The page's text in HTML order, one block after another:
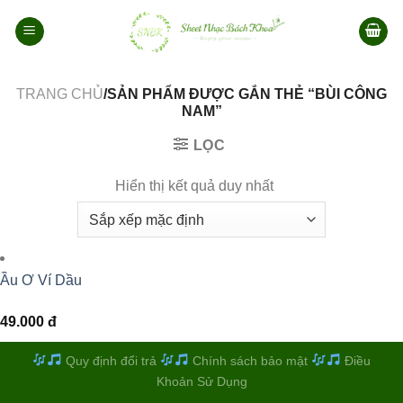
qua
TRANG CHỦ/SẢN PHẨM ĐƯỢC GẮN THẺ “BÙI CÔNG
NAM”
LỌC
Hiển thị kết quả duy nhất
Ầu Ơ Ví Dầu
49.000 đ
Quy định đổi trả Chính sách bảo mật
Điều
Khoản Sử Dụng